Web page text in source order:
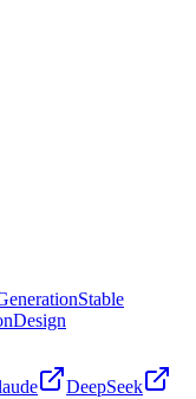
Stable
Design
DeepSeek